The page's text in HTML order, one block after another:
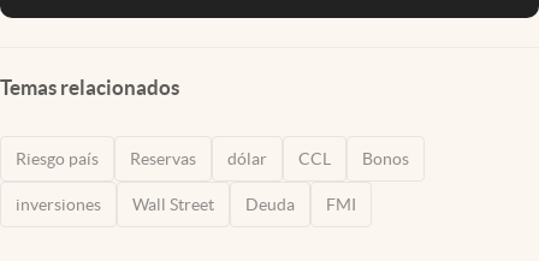
Temas relacionados
Riesgo país Reservas dólar CCL Bonos
inversiones Wall Street Deuda FMI